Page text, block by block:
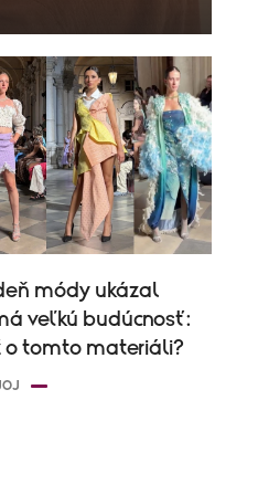
módy ukázal
veľkú budúcnosť:
o tomto materiáli?